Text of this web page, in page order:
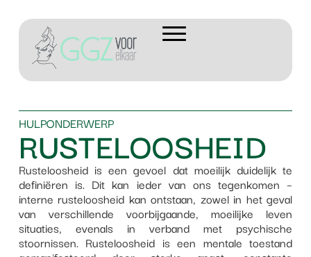
HULPONDERWERP
RUSTELOOSHEID
Rusteloosheid is een gevoel dat moeilijk duidelijk te
definiëren is. Dit kan ieder van ons tegenkomen –
interne rusteloosheid kan ontstaan, zowel in het geval
van verschillende voorbijgaande, moeilijke leven
situaties, evenals in verband met psychische
stoornissen. Rusteloosheid is een mentale toestand